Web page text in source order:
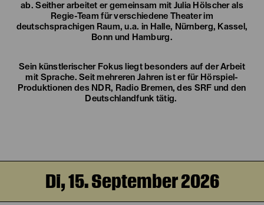
ab. Seither arbeitet er gemeinsam mit Julia Hölscher als
Regie-Team für verschiedene Theater im
deutschsprachigen Raum, u.a. in Halle, Nürnberg, Kassel,
Bonn und Hamburg.
Sein künstlerischer Fokus liegt besonders auf der Arbeit
mit Sprache. Seit mehreren Jahren ist er für Hörspiel-
Produktionen des NDR, Radio Bremen, des SRF und den
Deutschlandfunk tätig.
Di, 15. September 2026